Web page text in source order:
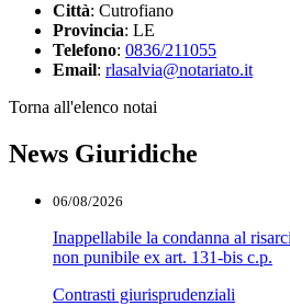
Città: Cutrofiano
Provincia: LE
Telefono: 0836/211055
Email: rlasalvia@notariato.it
Torna all'elenco notai
News Giuridiche
06/08/2026
Inappellabile la condanna al
non punibile ex art. 131-bis c.p.
Contrasti giurisprudenziali